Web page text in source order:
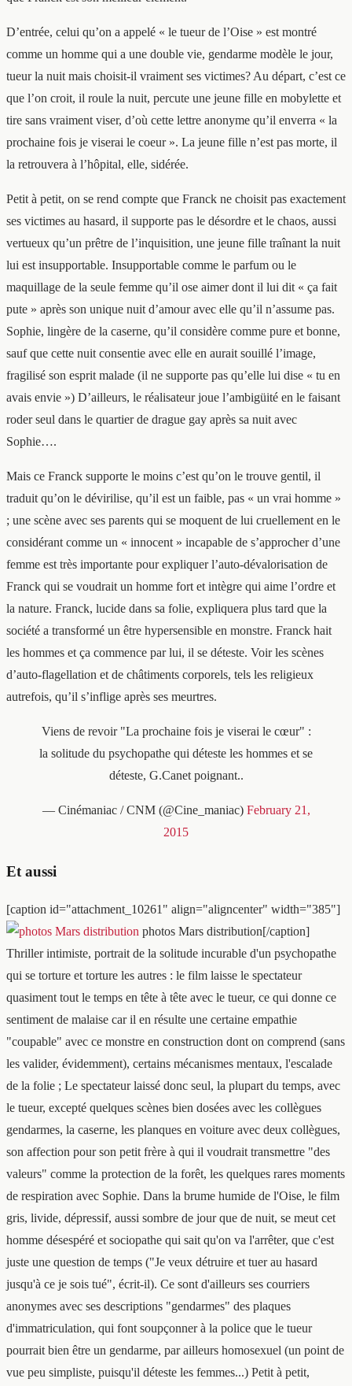
D’entrée, celui qu’on a appelé « le tueur de l’Oise » est montré
comme un homme qui a une double vie, gendarme modèle le jour,
tueur la nuit mais choisit-il vraiment ses victimes? Au départ, c’est ce
que l’on croit, il roule la nuit, percute une jeune fille en mobylette et
tire sans vraiment viser, d’où cette lettre anonyme qu’il enverra « la
prochaine fois je viserai le coeur ». La jeune fille n’est pas morte, il
la retrouvera à l’hôpital, elle, sidérée.
Petit à petit, on se rend compte que Franck ne choisit pas exactement
ses victimes au hasard, il supporte pas le désordre et le chaos, aussi
vertueux qu’un prêtre de l’inquisition, une jeune fille traînant la nuit
lui est insupportable. Insupportable comme le parfum ou le
maquillage de la seule femme qu’il ose aimer dont il lui dit « ça fait
pute » après son unique nuit d’amour avec elle qu’il n’assume pas.
Sophie, lingère de la caserne, qu’il considère comme pure et bonne,
sauf que cette nuit consentie avec elle en aurait souillé l’image,
fragilisé son esprit malade (il ne supporte pas qu’elle lui dise « tu en
avais envie ») D’ailleurs, le réalisateur joue l’ambigüité en le faisant
roder seul dans le quartier de drague gay après sa nuit avec
Sophie….
Mais ce Franck supporte le moins c’est qu’on le trouve gentil, il
traduit qu’on le dévirilise, qu’il est un faible, pas « un vrai homme »
; une scène avec ses parents qui se moquent de lui cruellement en le
considérant comme un « innocent » incapable de s’approcher d’une
femme est très importante pour expliquer l’auto-dévalorisation de
Franck qui se voudrait un homme fort et intègre qui aime l’ordre et
la nature. Franck, lucide dans sa folie, expliquera plus tard que la
société a transformé un être hypersensible en monstre. Franck hait
les hommes et ça commence par lui, il se déteste. Voir les scènes
d’auto-flagellation et de châtiments corporels, tels les religieux
autrefois, qu’il s’inflige après ses meurtres.
Viens de revoir "La prochaine fois je viserai le cœur" :
la solitude du psychopathe qui déteste les hommes et se
déteste, G.Canet poignant..
— Cinémaniac / CNM (@Cine_maniac) February 21,
2015
Et aussi
[caption id="attachment_10261" align="aligncenter" width="385"]
photos Mars distribution[/caption]
Thriller intimiste, portrait de la solitude incurable d'un psychopathe
qui se torture et torture les autres : le film laisse le spectateur
quasiment tout le temps en tête à tête avec le tueur, ce qui donne ce
sentiment de malaise car il en résulte une certaine empathie
"coupable" avec ce monstre en construction dont on comprend (sans
les valider, évidemment), certains mécanismes mentaux, l'escalade
de la folie ; Le spectateur laissé donc seul, la plupart du temps, avec
le tueur, excepté quelques scènes bien dosées avec les collègues
gendarmes, la caserne, les planques en voiture avec deux collègues,
son affection pour son petit frère à qui il voudrait transmettre "des
valeurs" comme la protection de la forêt, les quelques rares moments
de respiration avec Sophie. Dans la brume humide de l'Oise, le film
gris, livide, dépressif, aussi sombre de jour que de nuit, se meut cet
homme désespéré et sociopathe qui sait qu'on va l'arrêter, que c'est
juste une question de temps ("Je veux détruire et tuer au hasard
jusqu'à ce je sois tué", écrit-il). Ce sont d'ailleurs ses courriers
anonymes avec ses descriptions "gendarmes" des plaques
d'immatriculation, qui font soupçonner à la police que le tueur
pourrait bien être un gendarme, par ailleurs homosexuel (un point de
vue peu simpliste, puisqu'il déteste les femmes...) Petit à petit,